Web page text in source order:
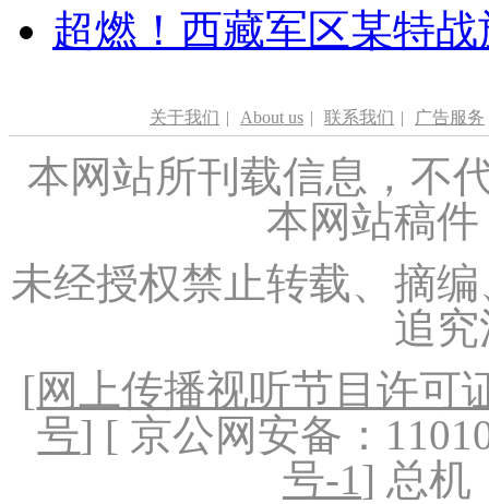
超燃！西藏军区某特
关于我们 | About us | 联系我们 | 广告服务
本网站所刊载信息，不
本网站稿
未经授权禁止转载、摘
追
[网上传播视听节目许可
号] [ 京公网安备：
号-1] 总机